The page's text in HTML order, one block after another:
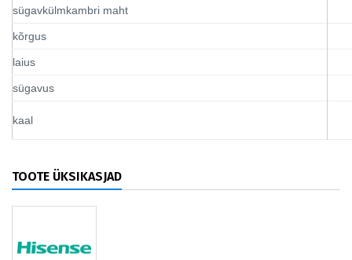
sügavkülmkambri maht
kõrgus
laius
sügavus
kaal
TOOTE ÜKSIKASJAD